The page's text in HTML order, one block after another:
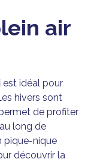
air
est idéal pour
hivers sont
de profiter
long de
pique-nique
découvrir la